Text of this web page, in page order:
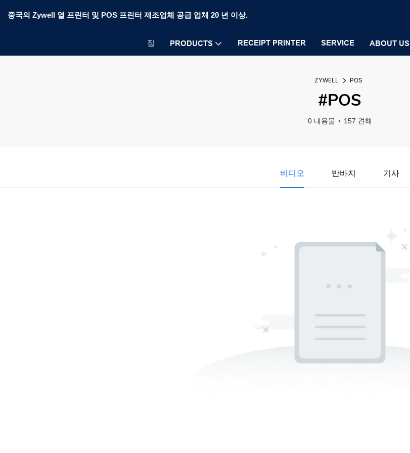
중국의 Zywell 열 프린터 및 POS 프린터 제조업체 공급 업체 20 년 이상.
집 PRODUCTS RECEIPT PRINTER SERVICE ABOUT US
ZYWELL POS
#POS
0 내용물 157 견해
비디오 반바지 기사